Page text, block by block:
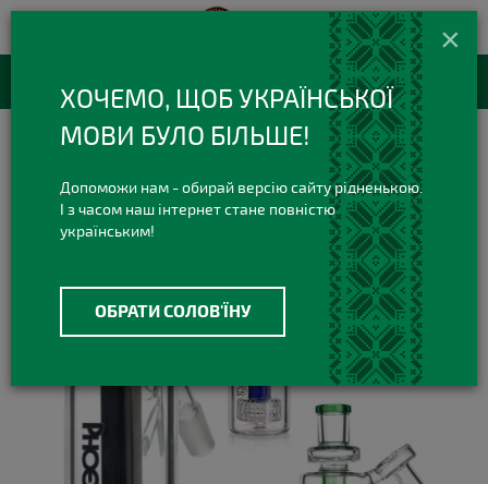
+38(073)420 420 3
Viber Telegram
RU
Прекулер для бонга Phoenix Matrix
×
ХОЧЕМО, ЩОБ УКРАЇНСЬКОЇ
МОВИ БУЛО БІЛЬШЕ!
Допоможи нам - обирай версію сайту рідненькою.
І з часом наш інтернет стане повністю
українським!
ОБРАТИ СОЛОВ'ЇНУ